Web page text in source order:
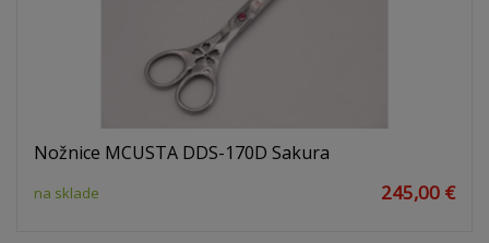
Nožnice MCUSTA DDS-170D Sakura
na sklade 245,00 €